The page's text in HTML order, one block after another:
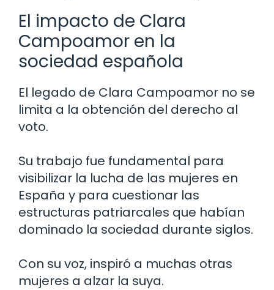
El impacto de Clara
Campoamor en la
sociedad española
El legado de Clara Campoamor no se
limita a la obtención del derecho al
voto.
Su trabajo fue fundamental para
visibilizar la lucha de las mujeres en
España y para cuestionar las
estructuras patriarcales que habían
dominado la sociedad durante siglos.
Con su voz, inspiró a muchas otras
mujeres a alzar la suya.